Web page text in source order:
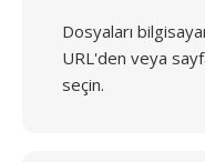
Dosyaları
URL'den veya
seçin.